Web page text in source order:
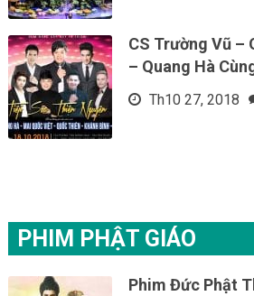
CS Trường Vũ –
– Quang Hà
Th10 27, 2018
PHIM PHẬT GIÁO
Phim Đức Phật